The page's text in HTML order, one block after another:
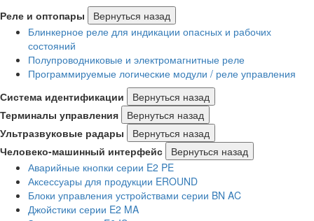
Реле и оптопары
Вернуться назад
Блинкерное реле для индикации опасных и рабочих
состояний
Полупроводниковые и электромагнитные реле
Программируемые логические модули / реле управления
Система идентификации
Вернуться назад
Терминалы управления
Вернуться назад
Ультразвуковые радары
Вернуться назад
Человеко-машинный интерфейс
Вернуться назад
Аварийные кнопки серии E2 PE
Аксессуары для продукции EROUND
Блоки управления устройствами серии BN AC
Джойстики серии E2 MA